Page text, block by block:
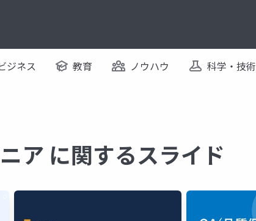
ジネス 教育 ノウハウ 科学・技術
ア に関するスライド